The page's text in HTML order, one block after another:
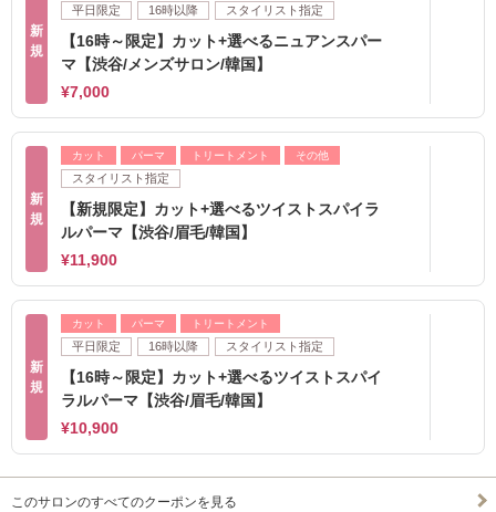
新
規
平日限定 16時以降 スタイリスト指定
【16時～限定】カット+選べるニュアンスパー
マ【渋谷/メンズサロン/韓国】
¥7,000
新
規
カット パーマ トリートメント その他
スタイリスト指定
【新規限定】カット+選べるツイストスパイラ
ルパーマ【渋谷/眉毛/韓国】
¥11,900
新
規
カット パーマ トリートメント
平日限定 16時以降 スタイリスト指定
【16時～限定】カット+選べるツイストスパイ
ラルパーマ【渋谷/眉毛/韓国】
¥10,900
このサロンのすべてのクーポンを見る